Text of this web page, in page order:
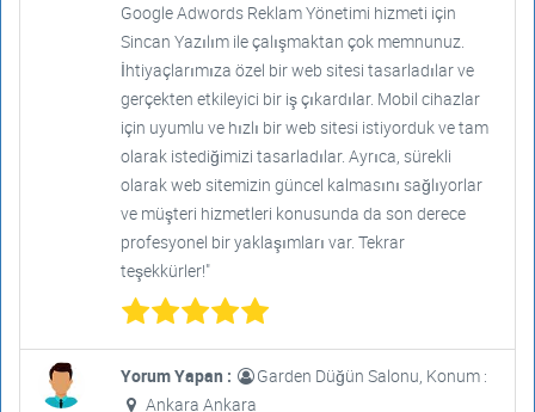
Google Adwords Reklam Yönetimi hizmeti için
Sincan Yazılım ile çalışmaktan çok memnunuz.
İhtiyaçlarımıza özel bir web sitesi tasarladılar ve
gerçekten etkileyici bir iş çıkardılar. Mobil cihazlar
için uyumlu ve hızlı bir web sitesi istiyorduk ve tam
olarak istediğimizi tasarladılar. Ayrıca, sürekli
olarak web sitemizin güncel kalmasını sağlıyorlar
ve müşteri hizmetleri konusunda da son derece
profesyonel bir yaklaşımları var. Tekrar
teşekkürler!"
Yorum Yapan :
Garden Düğün Salonu, Konum :
Ankara Ankara